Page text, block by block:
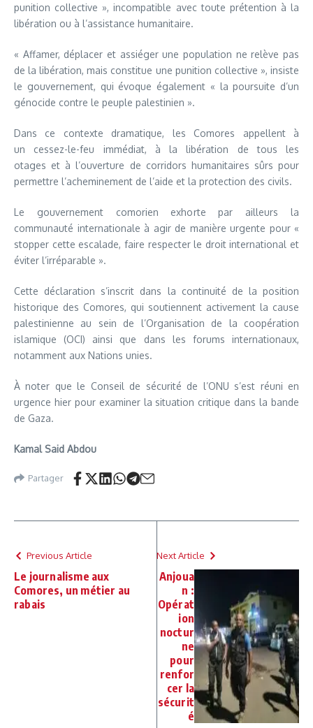
punition collective », incompatible avec toute prétention à la
libération ou à l’assistance humanitaire.
« Affamer, déplacer et assiéger une population ne relève pas
de la libération, mais constitue une punition collective », insiste
le gouvernement, qui évoque également « la poursuite d’un
génocide contre le peuple palestinien ».
Dans ce contexte dramatique, les Comores appellent à
un cessez-le-feu immédiat, à la libération de tous les
otages et à l’ouverture de corridors humanitaires sûrs pour
permettre l’acheminement de l’aide et la protection des civils.
Le gouvernement comorien exhorte par ailleurs la
communauté internationale à agir de manière urgente pour «
stopper cette escalade, faire respecter le droit international et
éviter l’irréparable ».
Cette déclaration s’inscrit dans la continuité de la position
historique des Comores, qui soutiennent activement la cause
palestinienne au sein de l’Organisation de la coopération
islamique (OCI) ainsi que dans les forums internationaux,
notamment aux Nations unies.
À noter que le Conseil de sécurité de l’ONU s’est réuni en
urgence hier pour examiner la situation critique dans la bande
de Gaza.
Kamal Said Abdou
Partager
Previous Article
Le journalisme aux
Comores, un métier au
rabais
Next Article
Anjoua
n :
Opérat
ion
noctur
ne
pour
renfor
cer la
sécurit
é